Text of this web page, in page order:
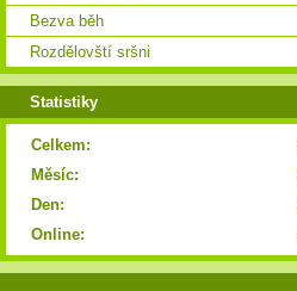
Bezva běh
Rozdělovští sršni
Statistiky
Online:
Celkem:
Měsíc:
Den: